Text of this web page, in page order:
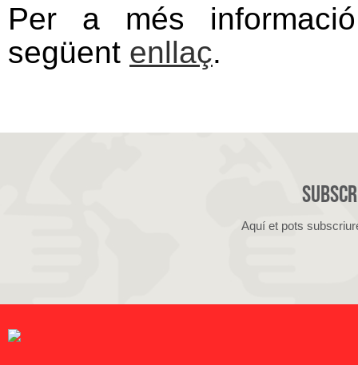
Per a més
següent enllaç.
Aquí et pots